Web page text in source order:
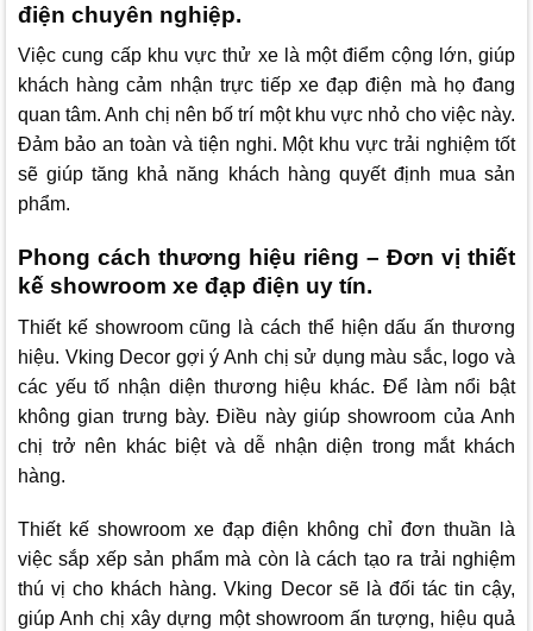
điện chuyên nghiệp.
Việc cung cấp khu vực thử xe là một điểm cộng lớn, giúp
khách hàng cảm nhận trực tiếp xe đạp điện mà họ đang
quan tâm. Anh chị nên bố trí một khu vực nhỏ cho việc này.
Đảm bảo an toàn và tiện nghi. Một khu vực trải nghiệm tốt
sẽ giúp tăng khả năng khách hàng quyết định mua sản
phẩm.
Phong cách thương hiệu riêng – Đơn vị thiết
kế showroom xe đạp điện uy tín.
Thiết kế showroom cũng là cách thể hiện dấu ấn thương
hiệu. Vking Decor gợi ý Anh chị sử dụng màu sắc, logo và
các yếu tố nhận diện thương hiệu khác. Để làm nổi bật
không gian trưng bày. Điều này giúp showroom của Anh
chị trở nên khác biệt và dễ nhận diện trong mắt khách
hàng.
Thiết kế showroom xe đạp điện không chỉ đơn thuần là
việc sắp xếp sản phẩm mà còn là cách tạo ra trải nghiệm
thú vị cho khách hàng.Vking Decorsẽ là đối tác tin cậy,
giúp Anh chị xây dựng một showroom ấn tượng, hiệu quả